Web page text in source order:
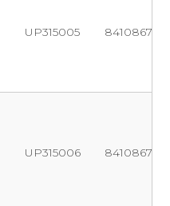
UP315005
UP315006